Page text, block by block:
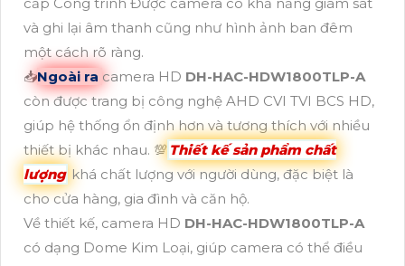
cấp Công trình Được camera có khả năng giám sát
và ghi lại âm thanh cũng như hình ảnh ban đêm
một cách rõ ràng.
📥Ngoài ra camera HD DH-HAC-HDW1800TLP-A
còn được trang bị công nghệ AHD CVI TVI BCS HD,
giúp hệ thống ổn định hơn và tương thích với nhiều
thiết bị khác nhau. 💯 Thiết kế sản phẩm chất
lượng khá chất lượng với người dùng, đặc biệt là
cho cửa hàng, gia đình và căn hộ.
Về thiết kế, camera HD DH-HAC-HDW1800TLP-A
có dạng Dome Kim Loại, giúp camera có thể điều